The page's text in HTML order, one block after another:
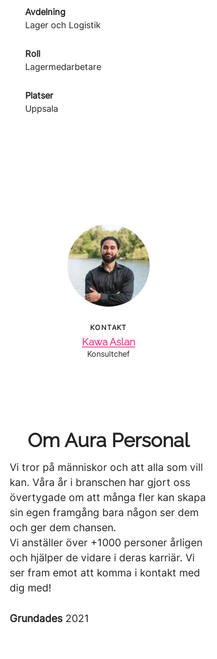
Avdelning
Lager och Logistik
Roll
Lagermedarbetare
Platser
Uppsala
KONTAKT
Kawa Aslan
Konsultchef
Om Aura Personal
Vi tror på människor och att alla som vill
kan. Våra år i branschen har gjort oss
övertygade om att många fler kan skapa
sin egen framgång bara någon ser dem
och ger dem chansen.
Vi anställer över +1000 personer årligen
och hjälper de vidare i deras karriär. Vi
ser fram emot att komma i kontakt med
dig med!
Grundades 2021